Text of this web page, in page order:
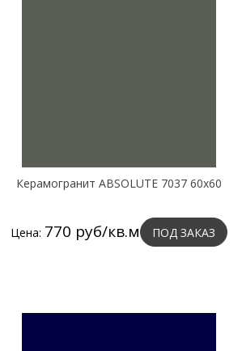
Керамогранит ABSOLUTE 7037 60х60
Цена: 770 руб/кв.м ПОД ЗАКАЗ